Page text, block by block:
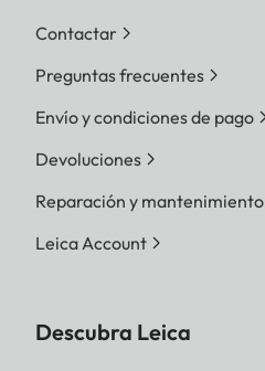
Contactar
Preguntas frecuentes
Envío y condiciones de pago
Devoluciones
Reparación y mantenimiento
Leica Account
Descubra Leica